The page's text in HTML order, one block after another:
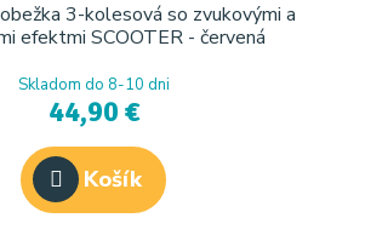
3-kolesová so zvukovými a
efektmi SCOOTER - červená
Skladom do 8-10 dni
44,90 €
Košík